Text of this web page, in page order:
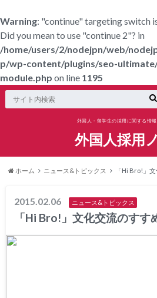
Warning: "continue" targeting switch
Did you mean to use "continue 2"? in
/home/users/2/nodejpn/web/
p/wp-content/plugins/seo-
module.php on line 1195
外国人・留学生の採用に関する情
外国人採用
ホーム ニュース&トピックス 「Hi Bro!」
2015.02.06 ニュース&トピックス
「Hi Bro!」文化交流のすす